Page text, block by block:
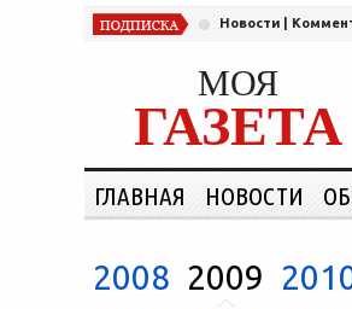
Новости
МОЯ
ГАЗЕТА
ГЛАВНАЯ НОВОСТИ
2008 2009